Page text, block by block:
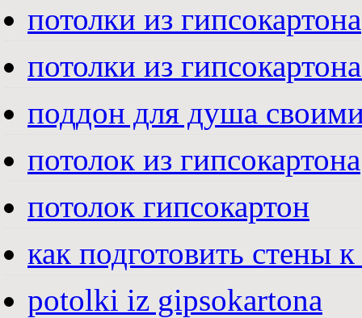
потолки из гипсокартона
потолки из
поддон для душа
потолок из гипсокартона
потолок гипсокартон
как подготовить стены
potolki iz gipsokartona